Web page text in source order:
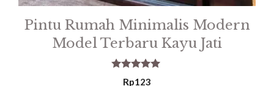
Pintu Rumah Minimalis Modern
Model Terbaru Kayu Jati
5.00
Rp123